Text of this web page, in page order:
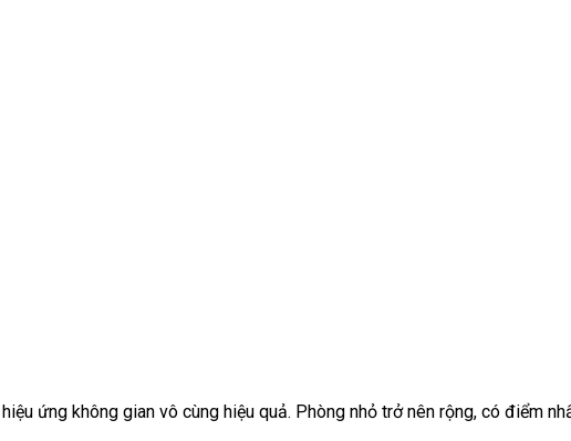
ứng không gian vô cùng hiệu quả. Phòng nhỏ trở nên rộng, có điểm